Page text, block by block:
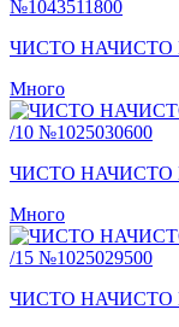
ЧИСТО НАЧИСТО
Много
ЧИСТО НАЧИСТО
Много
ЧИСТО НАЧИСТО